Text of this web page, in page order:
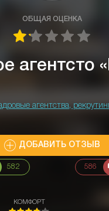
ОБЩАЯ ОЦЕНКА
агентсто
агентства,
ДОБАВИТЬ ОТЗЫВ
582 586
КОМФОРТ